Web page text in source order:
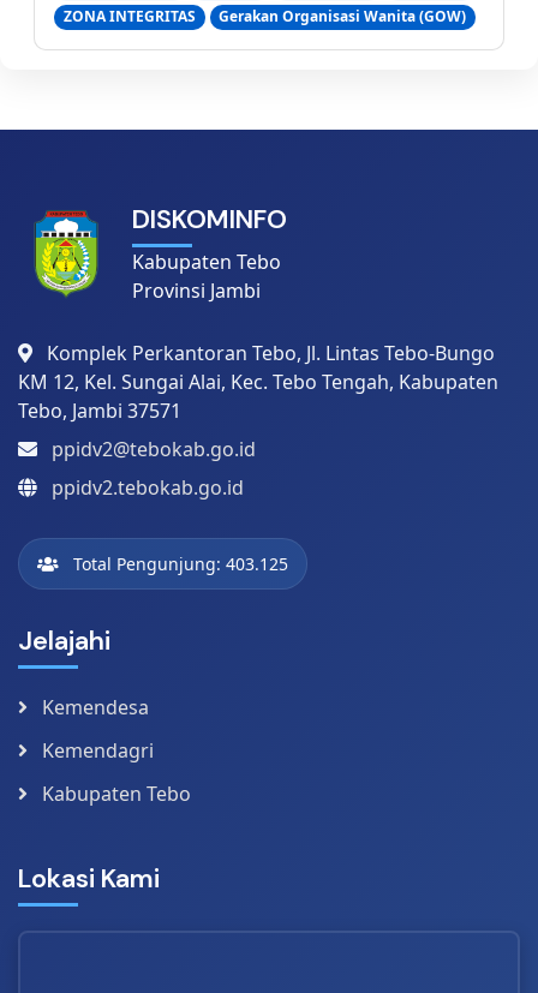
ZONA INTEGRITAS
Gerakan Organisasi Wanita (GOW)
DISKOMINFO
Kabupaten Tebo
Provinsi Jambi
Komplek Perkantoran Tebo, Jl. Lintas Tebo-Bungo
KM 12, Kel. Sungai Alai, Kec. Tebo Tengah, Kabupaten
Tebo, Jambi 37571
ppidv2@tebokab.go.id
ppidv2.tebokab.go.id
Total Pengunjung: 403.125
Jelajahi
Kemendesa
Kemendagri
Kabupaten Tebo
Lokasi Kami